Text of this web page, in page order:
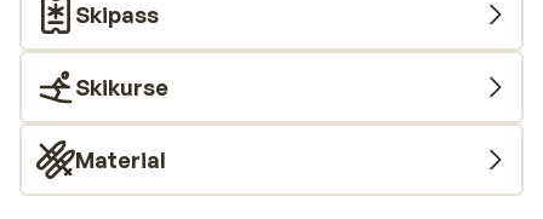
Skipass
Skikurse
Material